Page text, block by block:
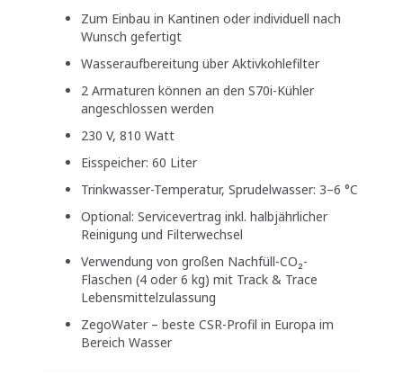
Zum Einbau in Kantinen oder individuell nach
Wunsch gefertigt
Wasseraufbereitung über Aktivkohlefilter
2 Armaturen können an den S70i-Kühler
angeschlossen werden
230 V, 810 Watt
Eisspeicher: 60 Liter
Trinkwasser-Temperatur, Sprudelwasser: 3–6 °C
Optional: Servicevertrag inkl. halbjährlicher
Reinigung und Filterwechsel
Verwendung von großen Nachfüll-CO₂-
Flaschen (4 oder 6 kg) mit Track & Trace
Lebensmittelzulassung
ZegoWater – beste CSR-Profil in Europa im
Bereich Wasser